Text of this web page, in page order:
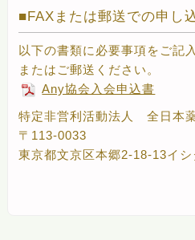
FAXまたは郵送での申し
以下の書類に必要事項をご記
またはご郵送ください。
Any協会入会申込書
特定非営利活動法人 全日本
〒113-0033
東京都文京区本郷2-18-13イ